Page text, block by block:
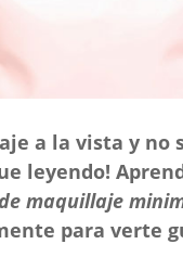
a la vista y no
leyendo!
maquillaje
para verte